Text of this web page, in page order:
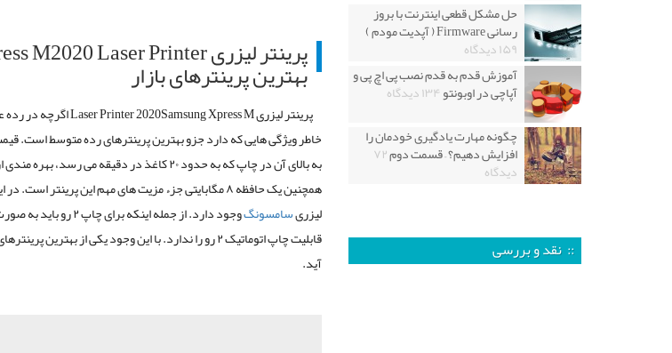
پرینتر لیزری rM2020 Laser Printe
بهترین پرینترهای بازار
پرینتر لیزریSamsung Xpress M
2020
Laser Printerاگرچه در
خاطر ویژگی هایی که دارد جزو بهترین پرینترهای رده متوسط است.
همچنین یک حافظه ۸ مگابایتی جزء مزیت های مهم این پرینتر
لیزریسامسونگ
وجود دارد. از جمله اینکه
قابلیت چاپ اتوماتیک ۲ رو را ندارد. با این وجود یکی از
آید.
حل مشکل قطعی اینترنت با بروز
رسانی Firmware ( آپدیت مودم )
۱۵۹ دیدگاه
آموزش قدم به قدم نصب پی اچ پی و
آپاچی در اوبونتو۱۳۴ دیدگاه
چگونه مهارت یادگیری خودمان را
افزایش دهیم؟ – قسمت دوم۷۲
دیدگاه
:: نقد و بررسی